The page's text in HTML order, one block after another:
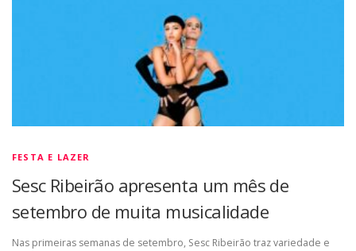
FESTA E LAZER
Sesc Ribeirão apresenta um mês de
setembro de muita musicalidade
Nas primeiras semanas de setembro, Sesc Ribeirão traz variedade e